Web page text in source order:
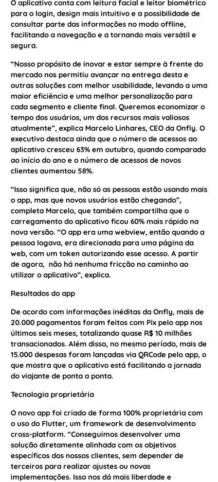
O aplicativo conta com leitura facial e leitor biométrico
para o login, design mais intuitivo e a possibilidade de
consultar parte das informações no modo offline,
facilitando a navegação e a tornando mais versátil e
segura.
“Nosso propósito de inovar e estar sempre à frente do
mercado nos permitiu avançar na entrega desta e
outras soluções com melhor usabilidade, levando a uma
maior eficiência e uma melhor personalização para
cada segmento e cliente final. Queremos economizar o
tempo dos usuários, um dos recursos mais valiosos
atualmente”, explica Marcelo Linhares, CEO da Onfly. O
executivo destaca ainda que o número de acessos ao
aplicativo cresceu 63% em outubro, quando comparado
ao início do ano e o número de acessos de novos
clientes aumentou 58%.
“Isso significa que, não só as pessoas estão usando mais
o app, mas que novos usuários estão chegando”,
completa Marcelo, que também compartilha que o
carregamento do aplicativo ficou 60% mais rápido na
nova versão. “O app era uma webview, então quando a
pessoa logava, era direcionada para uma página da
web, com um token autorizando esse acesso. A partir
de agora, não há nenhuma fricção no caminho ao
utilizar o aplicativo”, explica.
Resultados do app
De acordo com informações inéditas da Onfly, mais de
20.000 pagamentos foram feitos com Pix pelo app nos
últimos seis meses, totalizando quase R$ 10 milhões
transacionados. Além disso, no mesmo período, mais de
15.000 despesas foram lançadas via QRCode pelo app, o
que mostra que o aplicativo está facilitando a jornada
do viajante de ponta a ponta.
Tecnologia proprietária
O novo app foi criado de forma 100% proprietária com
o uso do Flutter, um framework de desenvolvimento
cross-platform. “Conseguimos desenvolver uma
solução diretamente alinhada com os objetivos
específicos dos nossos clientes, sem depender de
terceiros para realizar ajustes ou novas
implementações. Isso nos dá mais liberdade e